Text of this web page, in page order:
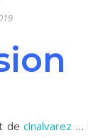
declnalvarez …